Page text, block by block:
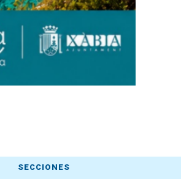
SECCIONES